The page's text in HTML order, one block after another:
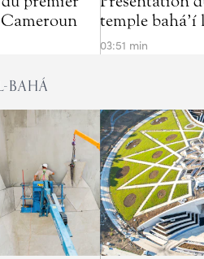
temple
03:51 min
BAHÁ